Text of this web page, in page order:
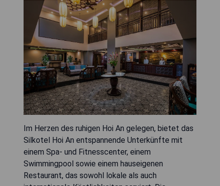
Im Herzen des ruhigen Hoi An gelegen, bietet das
Silkotel Hoi An entspannende Unterkünfte mit
einem Spa- und Fitnesscenter, einem
Swimmingpool sowie einem hauseigenen
Restaurant, das sowohl lokale als auch